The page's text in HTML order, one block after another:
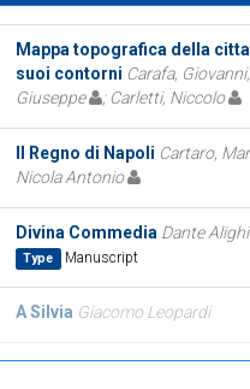
Mappa topografica della
suoi contorni Carafa,
Giuseppe
; Carletti, Niccolo
Il Regno di Napoli Cartaro,
Nicola Antonio
Divina Commedia Dante
Type Manuscript
A Silvia Giacomo Leopardi